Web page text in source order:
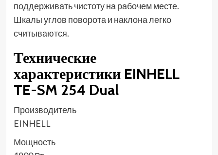
поддерживать чистоту на рабочем месте.
Шкалы углов поворота и наклона легко
считываются.
Технические
характеристики EINHELL
TE-SM 254 Dual
Производитель
EINHELL
Мощность